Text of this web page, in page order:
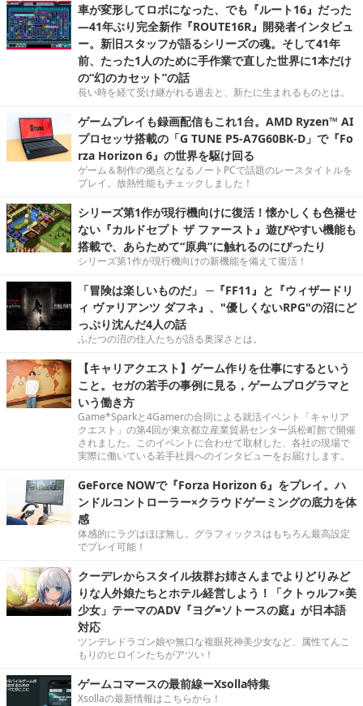
車が変形してロボになった、でも『ルート16』だった
―41年ぶり完全新作『ROUTE16R』開発者インタビュ
ー。新旧スタッフが語るシリーズの魂。そして41年
前、たった1人のために手作業で直した世界に1本だけ
の“幻のカセット”の話
長い時を経て受け継がれる過去と、新たに生まれるものとは。
ゲームプレイも録画配信もこれ1台。AMD Ryzen™ AI
プロセッサ搭載の「G TUNE P5-A7G60BK-D」で『Fo
rza Horizon 6』の世界を駆け回る
ゲーム＆制作の拠点となるノートPCで話題のレースタイトルを
プレイ。放熱性能もチェックしました！
シリーズ第1作が現行機向けに復活！懐かしくも色褪せ
ない『カルドセプト ザ ファースト』遊びやすい機能も
搭載で、あらためて“原典”に触れるのにぴったり
シリーズ第1作が現行機向けの新機能を備えて復活！
「冒険は楽しいものだ」 ─『FF11』と『ウィザードリ
ィ ヴァリアンツ ダフネ』、"優しくないRPG"の沼にど
っぷり沈んだ4人の話
ふたつの沼の住人たちが語る奥深さとは。
【キャリアクエスト】ゲーム作りを仕事にするという
こと。セガの若手の事例に見る，ゲームプログラマと
いう働き方
Game*Sparkと4Gamerの合同による就活イベント「キャリア
クエスト」の第4回が東京都立産業貿易センター浜松町館で開催
されました。このイベントに合わせて取材した、各社の現場で
実際に働いている若手社員へのインタビューをお届けします。
GeForce NOWで『Forza Horizon 6』をプレイ。ハ
ンドルコントローラー×クラウドゲーミングの底力を体
感
体感的にラグはほぼ無し。グラフィックスはもちろん最高設定
でプレイ可能！
クーデレからスタイル抜群お姉さんまでよりどりみど
りな人外娘たちとホテル経営しよう！「クトゥルフ×美
少女」テーマのADV『ヨグ=ソトースの庭』が日本語
対応
ツンデレドラゴン娘や無口な複眼死神美少女など、属性てんこ
もりのヒロインたちがアツい！
ゲームコマースの最前線ーXsolla特集
Xsollaの最新情報はこちらから！